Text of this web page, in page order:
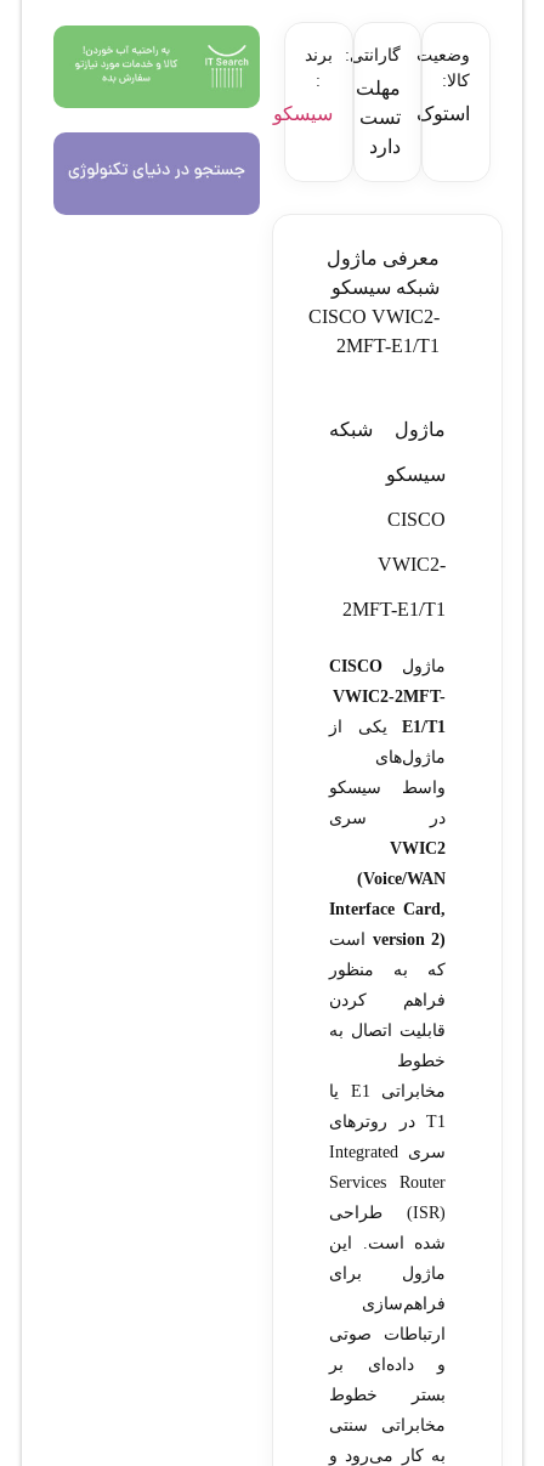
وضعیت
کالا:
استوک
گارانتی:
مهلت
تست
دارد
برند
:
سیسکو
معرفی ماژول
شبکه سیسکو
CISCO VWIC2-
2MFT-E1/T1
ماژول شبکه
سیسکو
CISCO
VWIC2-
2MFT-E1/T1
ماژول CISCO
VWIC2-2MFT-
E1/T1یکی از
ماژول‌های
واسط سیسکو
در سری
VWIC2
(Voice/WAN
Interface Card,
version 2) است
که به منظور
فراهم کردن
قابلیت اتصال به
خطوط
مخابراتی E1 یا
T1 در روترهای
سری Integrated
Services Router
(ISR) طراحی
شده است. این
ماژول برای
فراهم‌سازی
ارتباطات صوتی
و داده‌ای بر
بستر خطوط
مخابراتی سنتی
به کار می‌رود و